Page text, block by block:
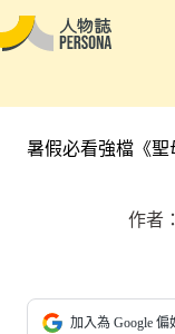
暑假必看強檔《
作者：
加入為 Google 偏